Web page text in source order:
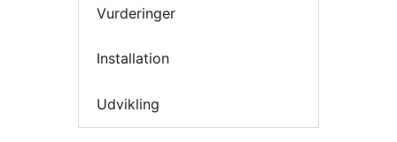
Vurderinger
Installation
Udvikling